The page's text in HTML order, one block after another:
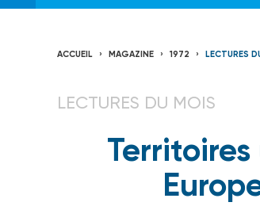
ACCUEIL MAGAZINE 1972 LECTURES
LECTURES DU MOIS